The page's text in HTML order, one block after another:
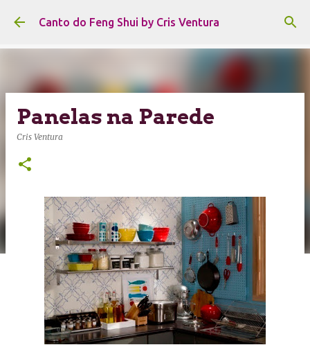
Pular para o conteúdo principal
Canto do Feng Shui by Cris Ventura
Panelas na Parede
Cris Ventura